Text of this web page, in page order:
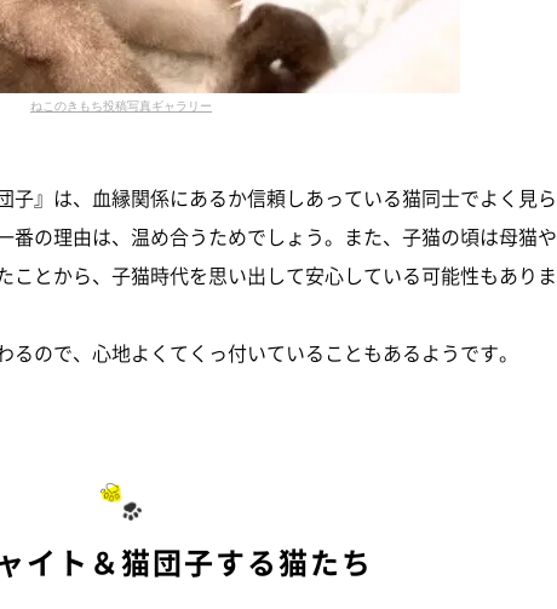
ねこのきもち投稿写真ギャラリー
子』は、血縁関係にあるか信頼しあっている猫同士でよく見ら
番の理由は、温め合うためでしょう。また、子猫の頃は母猫や
ことから、子猫時代を思い出して安心している可能性もありま
ので、心地よくてくっ付いていることもあるようです。
イト＆猫団子する猫たち